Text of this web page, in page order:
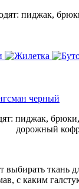
пиджак,
черный
пиджак,
дорожный
выбирать ткань
с каким